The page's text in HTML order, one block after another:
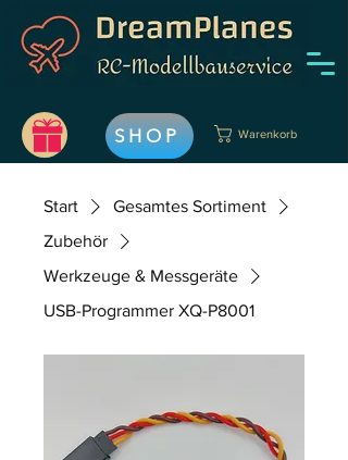
SHOP Warenkorb
Start
Gesamtes Sortiment
Zubehör
Werkzeuge & Messgeräte
USB-Programmer XQ-P8001